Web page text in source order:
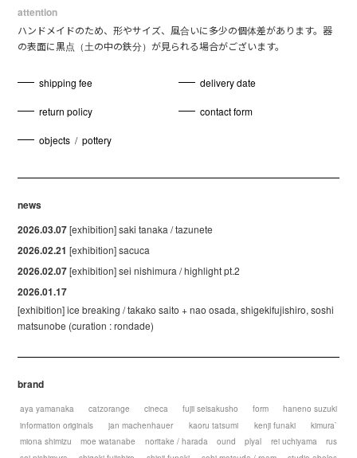
attention
ハンドメイドのため、形やサイズ、風合いに多少の個体差があります。器
の表面に黒点（土の中の鉄分）が見られる場合がございます。
shipping fee delivery date
return policy contact form
objects / pottery
news
2026.03.07[exhibition] saki tanaka / tazunete
2026.02.21 [exhibition] sacuca
2026.02.07[exhibition] sei nishimura / highlight pt.2
2026.01.17
[exhibition] ice breaking / takako saito + nao osada, shigekifujishiro, soshi
matsunobe (curation : rondade)
brand
aya yamanaka catzorange cineca fujii seisakusho form
haneno suzuki
information originals
jan machenhauer kaoru tatsumi kenji funaki
kimura`
miona shimizu
moe watanabe noritake / harada ound plyal rei uchiyama
rus